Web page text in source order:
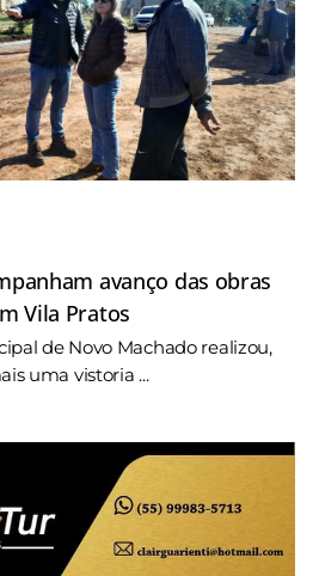
avanço das obras
Vila Pratos
de Novo Machado realizou,
uma vistoria ...